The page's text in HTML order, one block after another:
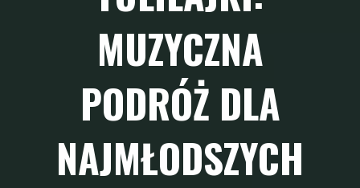
MUZYCZNA
PODRÓŻ DLA
NAJMŁODSZYCH